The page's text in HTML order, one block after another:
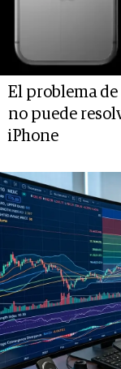
El problema
no puede
iPhone